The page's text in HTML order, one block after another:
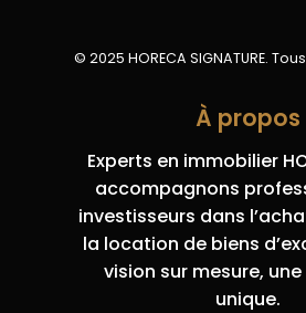
© 2025 HORECA SIGNATURE.
À propos
Experts en immobilier
accompagnons
investisseurs dans
la location de biens
vision sur mesure,
unique.